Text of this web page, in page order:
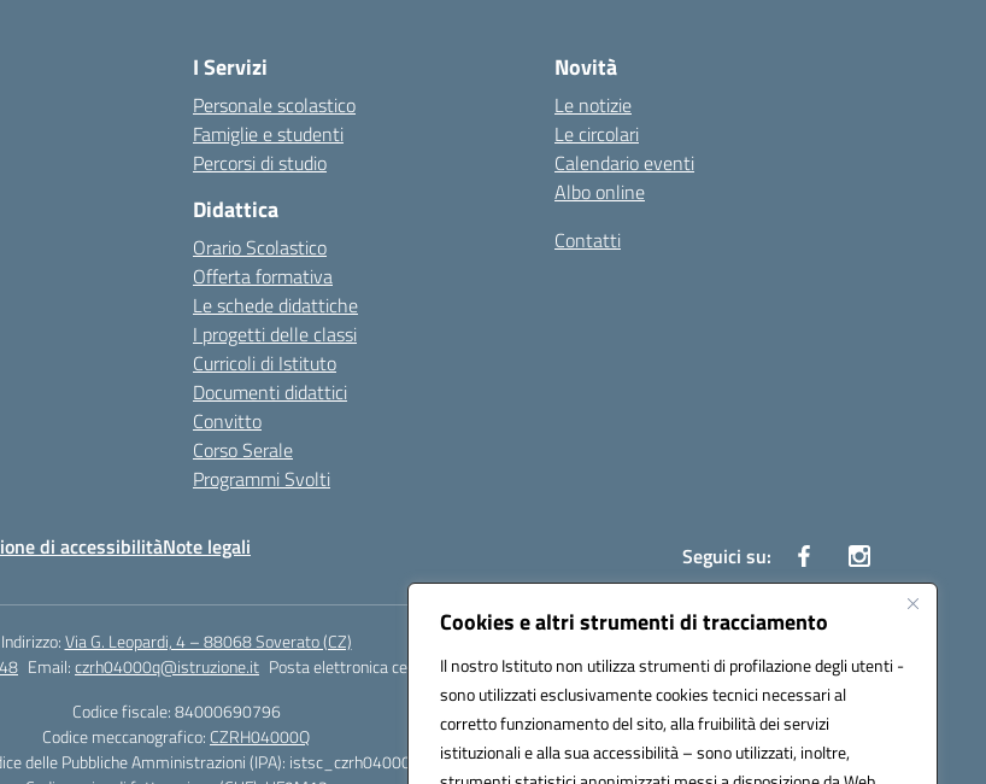
Cookies e altri strumenti di tracciamento
Il nostro Istituto non utilizza strumenti di profilazione degli utenti -
sono utilizzati esclusivamente cookies tecnici necessari al
corretto funzionamento del sito, alla fruibilità dei servizi
istituzionali e alla sua accessibilità – sono utilizzati, inoltre,
I Servizi
Personale scolastico
Famiglie e studenti
Percorsi di studio
Didattica
Orario Scolastico
Offerta formativa
Le schede didattiche
I progetti delle classi
Curricoli di Istituto
Documenti didattici
Convitto
Corso Serale
Programmi Svolti
Novità
Le notizie
Le circolari
Calendario eventi
Albo online
Contatti
di accessibilitàNote legali Seguici su:
Indirizzo:Via G. Leopardi, 4 – 88068 Soverato (CZ)
Email:czrh04000q@istruzione.it Posta elettronica certificata (PEC):czrh04000q@pec.istruzione.it
Codice fiscale: 84000690796
Codice meccanografico: CZRH04000Q
delle Pubbliche Amministrazioni (IPA): istsc_czrh04000q